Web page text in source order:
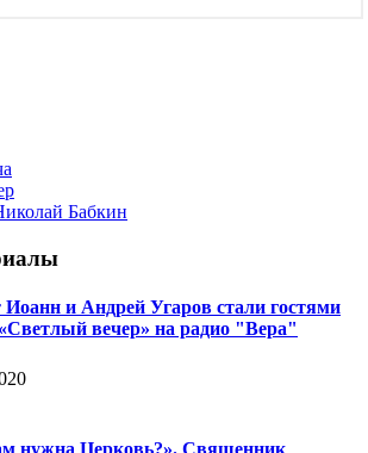
Бабкин
и Андрей Угаров стали гостями
вечер» на радио "Вера"
нужна Церковь?». Священник